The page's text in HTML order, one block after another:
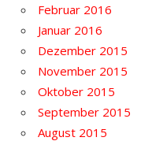
Februar 2016
Januar 2016
Dezember 2015
November 2015
Oktober 2015
September 2015
August 2015